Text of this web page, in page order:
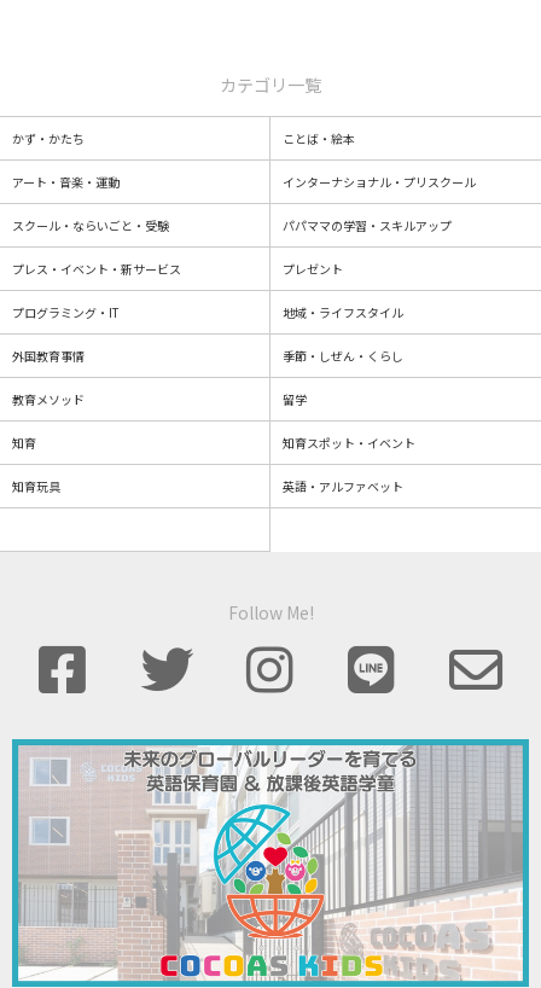
カテゴリ一覧
かず・かたち ことば・絵本
アート・音楽・運動 インターナショナル・プリスクール
スクール・ならいごと・受験 パパママの学習・スキルアップ
プレス・イベント・新サービス プレゼント
プログラミング・IT 地域・ライフスタイル
外国教育事情 季節・しぜん・くらし
教育メソッド 留学
知育 知育スポット・イベント
知育玩具 英語・アルファベット
Follow Me!